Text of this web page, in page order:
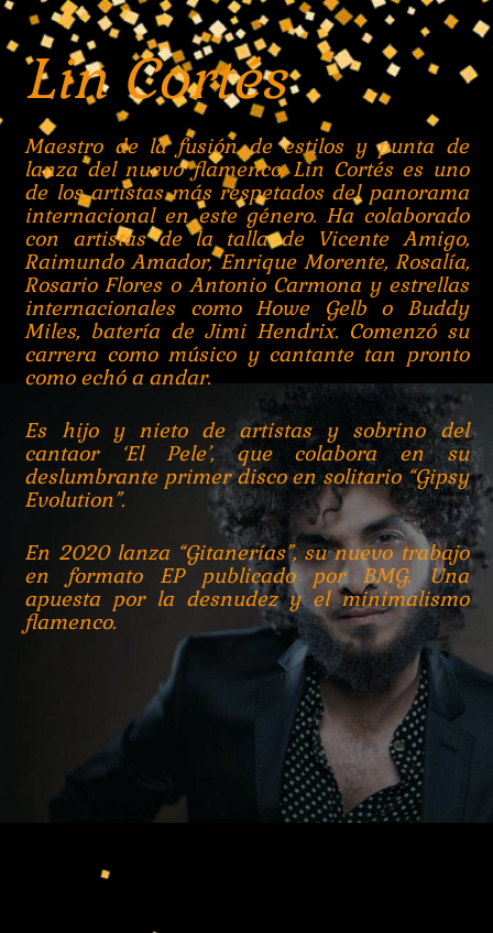
Lin Cortés
Maestro de la fusión de estilos y punta de
lanza del nuevo flamenco, Lin Cortés es uno
de los artistas más respetados del panorama
internacional en este género. Ha colaborado
con artistas de la talla de Vicente Amigo,
Raimundo Amador, Enrique Morente, Rosalía,
Rosario Flores o Antonio Carmona y estrellas
internacionales como Howe Gelb o Buddy
Miles, batería de Jimi Hendrix. Comenzó su
carrera como músico y cantante tan pronto
como echó a andar.
Es hijo y nieto de artistas y sobrino del
cantaor ‘El Pele’, que colabora en su
deslumbrante primer disco en solitario “Gipsy
Evolution”.
En 2020 lanza “Gitanerías”, su nuevo trabajo
en formato EP publicado por BMG. Una
apuesta por la desnudez y el minimalismo
flamenco.